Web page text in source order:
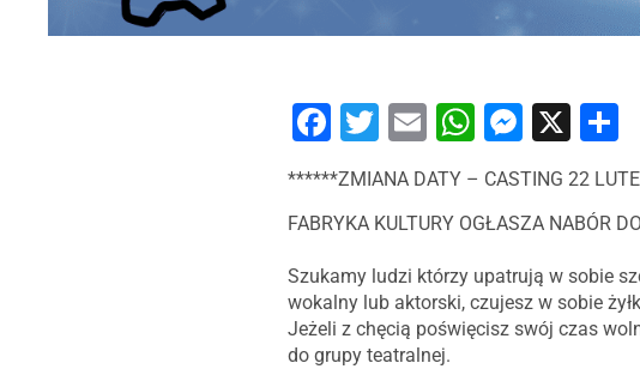
Facebook
Twitter
EmailWhatsApp
X
******ZMIANA DATY – CASTING 22
FABRYKA KULTURY OGŁASZA NABÓR
Szukamy ludzi którzy upatrują w sobie
wokalny lub aktorski, czujesz w sobie
Jeżeli z chęcią poświęcisz swój czas
do grupy teatralnej.